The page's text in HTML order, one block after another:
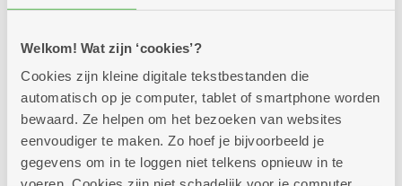
Welkom! Wat zijn ‘cookies’?
Cookies zijn kleine digitale tekstbestanden die
automatisch op je computer, tablet of smartphone worden
bewaard. Ze helpen om het bezoeken van websites
eenvoudiger te maken. Zo hoef je bijvoorbeeld je
gegevens om in te loggen niet telkens opnieuw in te
Kapsalon